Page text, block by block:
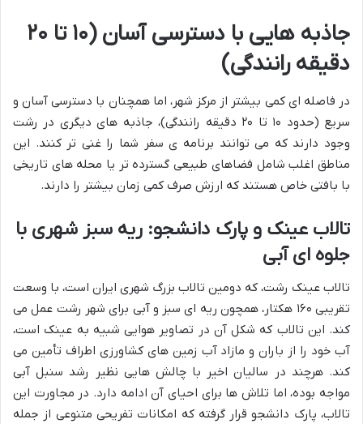
جاذبه هایی با دسترسی آسان (۱۰ تا ۲۰
دقیقه رانندگی)
در فاصله ای کمی بیشتر از مرکز شهر، اما همچنان با دسترسی آسان و
سریع (حدود ۱۰ تا ۲۰ دقیقه رانندگی)، جاذبه های دیگری در رشت
وجود دارند که می توانند برنامه ی سفر شما را غنی تر کنند. این
مناطق اغلب شامل فضاهای طبیعی گسترده تر یا محله های تاریخی
با بافتی خاص هستند که ارزش صرف کمی زمان بیشتر را دارند.
تالاب عینک و پارک دانشجو: ریه سبز شهری با
جلوه ای آبی
تالاب عینک رشت، که دومین تالاب بزرگ شهری ایران است، با وسعت
تقریبی ۱۶۰ هکتار، همچون ریه ای سبز و آبی برای شهر رشت عمل می
کند. این تالاب که شکل آن در تصاویر هوایی شبیه به عینک است،
آب خود را از باران و مازاد آب زمین های کشاورزی اطراف تأمین می
کند. هرچند در سالیان اخیر با چالش هایی نظیر رشد سنبل آبی
مواجه بوده، اما تلاش ها برای احیای آن ادامه دارد. در مجاورت این
تالاب، پارک دانشجو قرار گرفته که امکانات تفریحی متنوعی از جمله